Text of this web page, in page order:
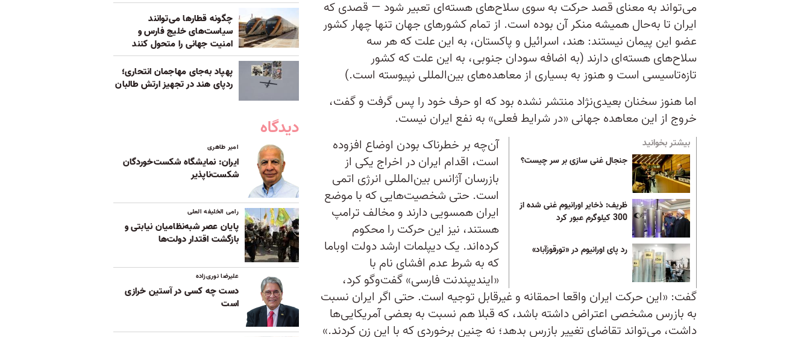
می‌تواند به معنای قصد حرکت به سوی سلاح‌های هسته‌ای تعبیر شود — قصدی که
ایران تا به‌حال همیشه منکر آن بوده است. از تمام کشورهای جهان تنها چهار کشور
عضو این پیمان نیستند: هند،‌ اسرائیل و پاکستان، به این علت که هر سه
سلاح‌های هسته‌ای دارند (به اضافه سودان جنوبی، به این علت که کشور
تازه‌تاسیسی است و هنوز به بسیاری از معاهده‌های بین‌المللی نپیوسته است.)
اما هنوز سخنان بعیدی‌نژاد منتشر نشده بود که او حرف خود را پس گرفت و گفت،
خروج از این معاهده جهانی «در شرایط فعلی» به نفع ایران نیست.
بیشتر بخوانید
جنجال غنی سازی بر سر چیست؟
ظریف: ذخایر اورانیوم غنی شده از
300 کیلوگرم عبور کرد
رد پای اورانیوم در «تورقوزآباد»
آن‌چه بر خطرناک بودن اوضاع افزوده
است، اقدام ایران در اخراج یکی از
بازرسان آژانس بین‌المللی انرژی اتمی
است. حتی شخصیت‌هایی که با موضع
ایران همسویی دارند و مخالف ترامپ
هستند، نیز این حرکت را محکوم
کرده‌اند. یک دیپلمات ارشد دولت اوباما
که به شرط عدم افشای نام با
«ایندیپندنت فارسی» گفت‌وگو کرد،
گفت: «این حرکت ایران واقعا احمقانه و غیرقابل توجیه است. حتی اگر ایران نسبت
به بازرس مشخصی اعتراض داشته باشد، که قبلا هم نسبت به بعضی آمریکایی‌ها
داشت، می‌تواند تقاضای تغییر بازرس بدهد؛ نه چنین برخوردی که با این زن کردند.»
چگونه قطارها می‌توانند
سیاست‌های خلیج فارس و
امنیت جهانی را متحول کنند
پهپاد به‌جای مهاجمان انتحاری؛
ردپای هند در تجهیز ارتش طالبان
دیدگاه
امیر طاهری
ایران: نمایشگاه شکست‌خوردگان
شکست‌ناپذیر
رامی الخلیفه العلی
پایان عصر شبه‌نظامیان نیابتی و
بازگشت اقتدار دولت‌ها
علیرضا نوری‌زاده
دست چه کسی در آستین خرازی
است